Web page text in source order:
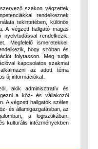
szakon végzettek
rendelkeznek
tekintetében, különös
A végzett hallgató magas
rendelkezik,
Megfelelő ismeretekkel,
hogy szóban és
folytasson. Meg tudja
kapcsolatos szakmai
az adott téma
új információkat.
akik adminisztratív és
a köz- és vállakozói
A végzett hallgatók széles
és államigazgatásban, az
a logisztikában,
kulturális intézményekben